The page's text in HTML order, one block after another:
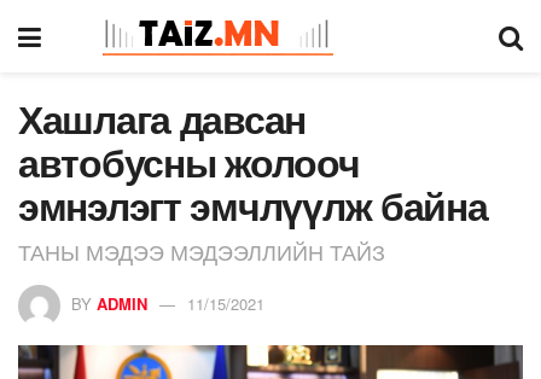
Хашлага давсан
автобусны жолооч
эмнэлэгт эмчлүүлж байна
ТАНЫ МЭДЭЭ МЭДЭЭЛЛИЙН ТАЙЗ
BY ADMIN 11/15/2021